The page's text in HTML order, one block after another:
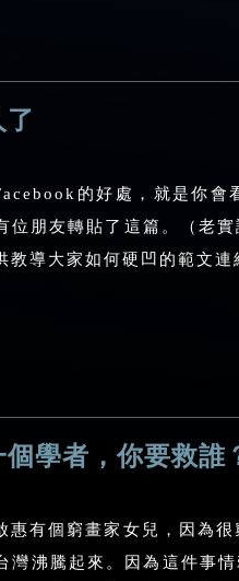
的好處，就是你會
位朋友轉貼了這篇。（老
教導大家如何硬凹的範文連
學者，你要救誰
惠有個窮畫家女兒，因為
灣沸騰起來。因為這件事